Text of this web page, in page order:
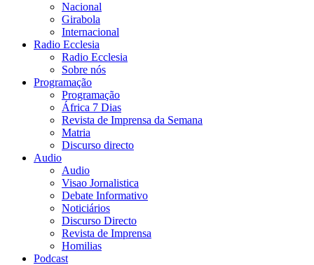
Nacional
Girabola
Internacional
Radio Ecclesia
Radio Ecclesia
Sobre nós
Programação
Programação
África 7 Dias
Revista de Imprensa da Semana
Matria
Discurso directo
Audio
Audio
Visao Jornalistica
Debate Informativo
Noticiários
Discurso Directo
Revista de Imprensa
Homilias
Podcast